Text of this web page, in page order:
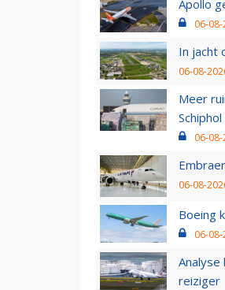
Apollo
06-
In jacht
06-08-
Meer
Schiphol
06-
06-08-
Boeing
06-
reiziger